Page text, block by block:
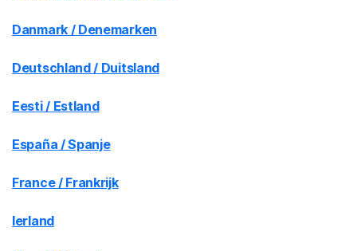
Danmark / Denemarken
Deutschland / Duitsland
Eesti / Estland
España / Spanje
France / Frankrijk
Ierland